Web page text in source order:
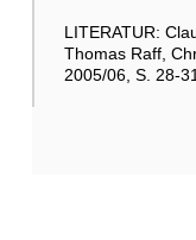
LITERATUR:
Thomas Raff,
2005/06, S. 28-